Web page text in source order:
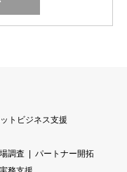
トビジネス支援
調査
パートナー開拓